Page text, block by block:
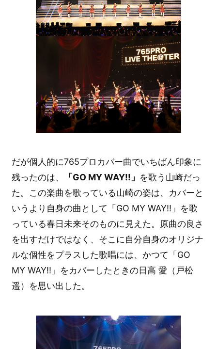
だが個人的に765プロカバー曲でいちばん印象に
残ったのは、
「GO MY WAY!!」 を歌う山崎だっ
た。この楽曲を歌っている山崎の姿は、カバーと
いうより自身の曲として「GO MY WAY!!」を歌
っている春日未来そのものに見えた。原曲の良さ
を出すだけではなく、そこに自分自身のオリジナ
ルな個性をプラスした歌唱には、かつて「GO
MY WAY!!」をカバーしたときの日高 愛（戸松
遥）を思い出した。